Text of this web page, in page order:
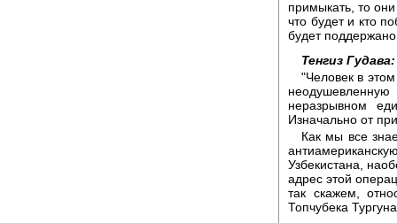
примыкать, то
что будет и кто
будет
Тенгиз Гудава:
"Человек в
неразрывном
Изначально от
Как мы все
Узбекистана,
адрес этой
так скажем,
Топчубека